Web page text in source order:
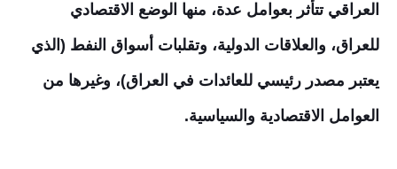
العراقي تتأثر بعوامل عدة، منها الوضع الاقتصادي
للعراق، والعلاقات الدولية، وتقلبات أسواق النفط (الذي
يعتبر مصدر رئيسي للعائدات في العراق)، وغيرها من
العوامل الاقتصادية والسياسية.